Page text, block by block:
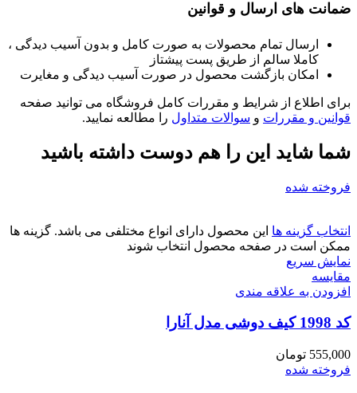
ضمانت های ارسال و قوانین
ارسال تمام محصولات به صورت کامل و بدون آسیب دیدگی ،
کاملا سالم از طریق پست پیشتاز
امکان بازگشت محصول در صورت آسیب دیدگی و مغایرت
برای اطلاع از شرایط و مقررات کامل فروشگاه می توانید صفحه
قوانین و مقررات و سوالات متداول را مطالعه نمایید.
شما شاید این را هم دوست داشته باشید
فروخته شده
انتخاب گزینه ها این محصول دارای انواع مختلفی می باشد. گزینه ها
ممکن است در صفحه محصول انتخاب شوند
نمایش سریع
مقايسه
افزودن به علاقه مندی
کد 1998 کیف دوشی مدل آنارا
555,000 تومان
فروخته شده